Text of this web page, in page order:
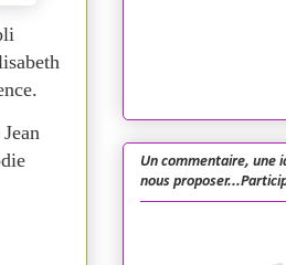
Un commentaire, une
nous